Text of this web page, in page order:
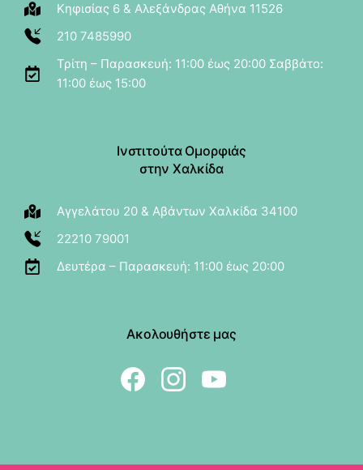
Κηφισίας 6 & Αλεξάνδρας Αθήνα 11526
210 7485990
Τρίτη – Παρασκευή: 11:00 έως 20:00 Σαββάτο:
11:00 έως 15:00
Ινστιτούτα Ομορφιάς
στην Χαλκίδα
Αγγελάτου 20 & Αβάντων Χαλκίδα 34100
22210 79001
Δευτέρα – Παρασκευή: 11:00 έως 20:00
Ακολουθήστε μας